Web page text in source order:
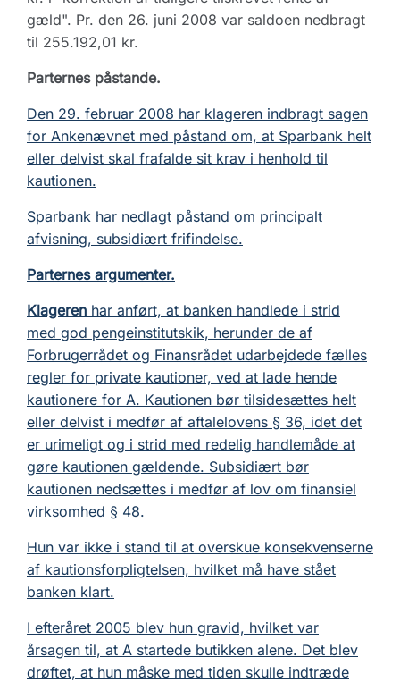
gæld". Pr. den 26. juni 2008 var saldoen nedbragt
til 255.192,01 kr.
Parternes påstande.
Den 29. februar 2008 har klageren indbragt sagen
for Ankenævnet med påstand om, at Sparbank helt
eller delvist skal frafalde sit krav i henhold til
kautionen.
Sparbank har nedlagt påstand om principalt
afvisning, subsidiært frifindelse.
Parternes argumenter.
Klageren har anført, at banken handlede i strid
med god pengeinstitutskik, herunder de af
Forbrugerrådet og Finansrådet udarbejdede fælles
regler for private kautioner, ved at lade hende
kautionere for A. Kautionen bør tilsidesættes helt
eller delvist i medfør af aftalelovens § 36, idet det
er urimeligt og i strid med redelig handlemåde at
gøre kautionen gældende. Subsidiært bør
kautionen nedsættes i medfør af lov om finansiel
virksomhed § 48.
Hun var ikke i stand til at overskue konsekvenserne
af kautionsforpligtelsen, hvilket må have stået
banken klart.
I efteråret 2005 blev hun gravid, hvilket var
årsagen til, at A startede butikken alene. Det blev
drøftet, at hun måske med tiden skulle indtræde